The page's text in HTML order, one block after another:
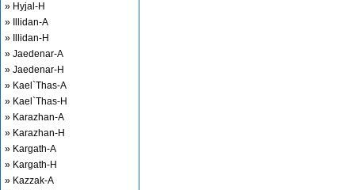
» Hyjal-H
» Illidan-A
» Illidan-H
» Jaedenar-A
» Jaedenar-H
» Kael`Thas-A
» Kael`Thas-H
» Karazhan-A
» Karazhan-H
» Kargath-A
» Kargath-H
» Kazzak-A